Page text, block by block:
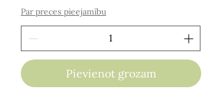
Par preces pieejamību
Pievienot grozam